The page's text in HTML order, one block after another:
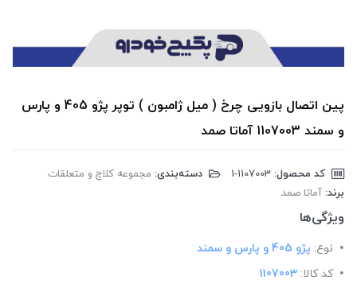
پین اتصال بازویی چرخ ( میل ژامبون ) توپر پژو 405 و پارس
و سمند 1107003 آماتا صمد
کد محصول: دسته‌بندی: مجموعه کلاچ و متعلقات
برند: آماتا صمد
ویژگی‌ها
نوع: پژو 405 و پارس و سمند
کد کالا: 1107003